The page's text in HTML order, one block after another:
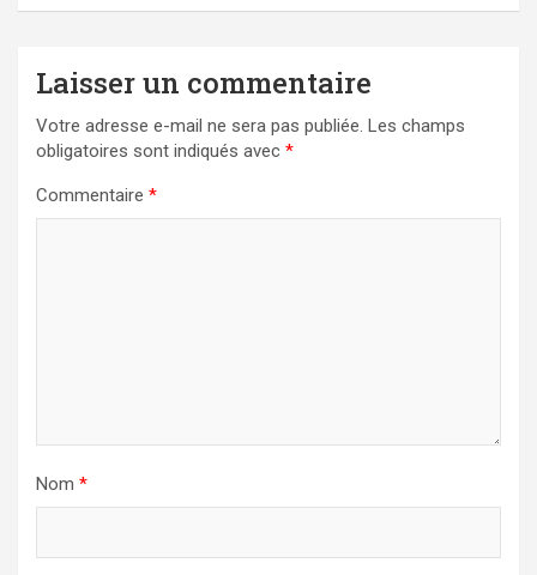
Laisser un commentaire
Votre adresse e-mail ne sera pas publiée. Les champs
obligatoires sont indiqués avec *
Commentaire *
Nom *